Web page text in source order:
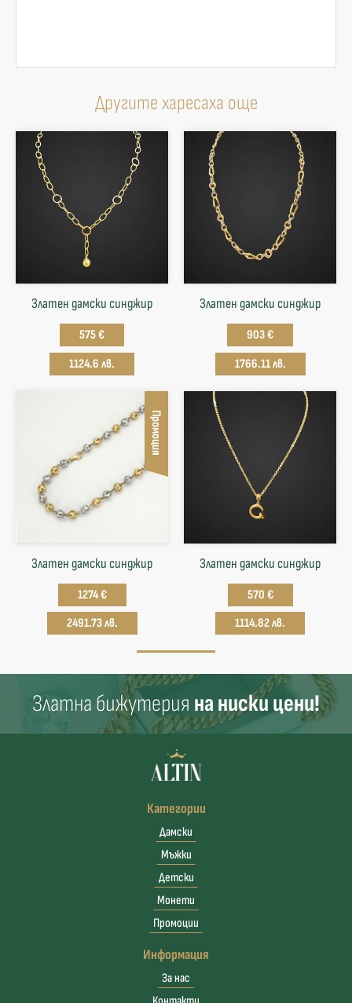
Другите харесаха още
Златен дамски синджир
575 €
1124.6 лв.
Златен дамски синджир
903 €
1766.11 лв.
Промоция
Златен дамски синджир
1274 €
2491.73 лв.
Златен дамски синджир
570 €
1114.82 лв.
Златна бижутерия на ниски цени!
Категории
Дамски
Мъжки
Детски
Монети
Промоции
Информация
За нас